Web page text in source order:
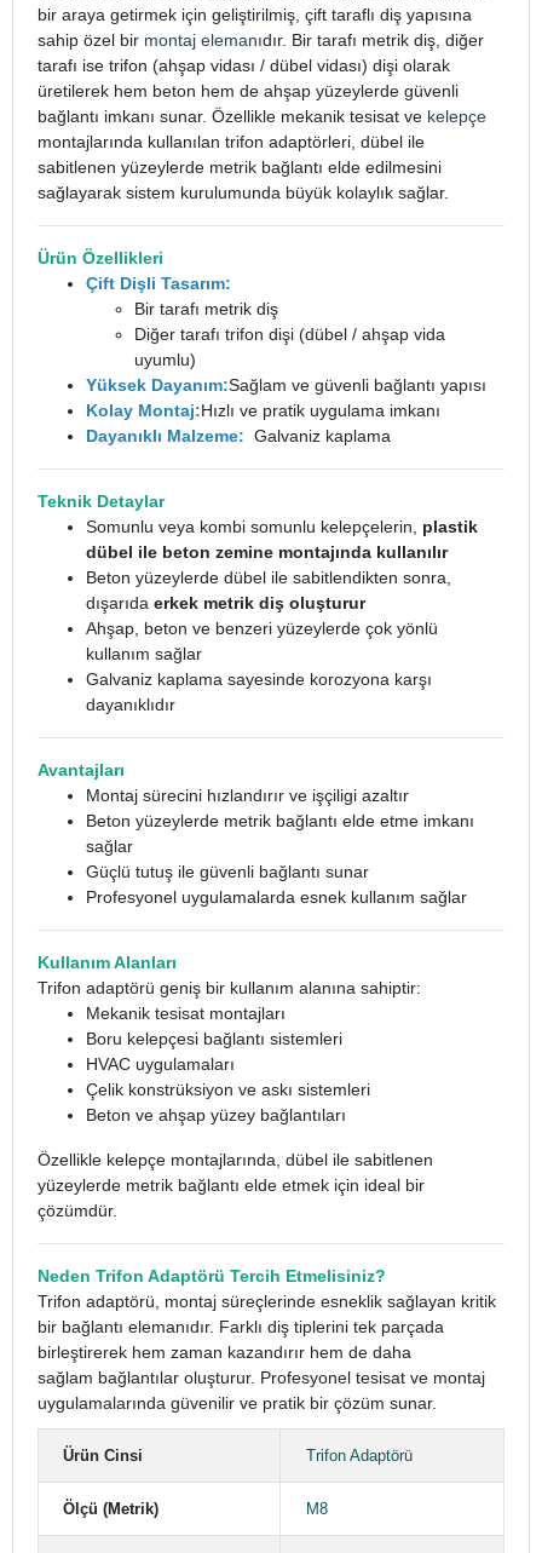
bir araya getirmek için geliştirilmiş, çift taraflı diş yapısına
sahip özel bir montaj elemanıdır. Bir tarafı metrik diş, diğer
tarafı ise trifon (ahşap vidası / dübel vidası) dişi olarak
üretilerek hem beton hem de ahşap yüzeylerde güvenli
bağlantı imkanı sunar. Özellikle mekanik tesisat ve kelepçe
montajlarında kullanılan trifon adaptörleri, dübel ile
sabitlenen yüzeylerde metrik bağlantı elde edilmesini
sağlayarak sistem kurulumunda büyük kolaylık sağlar.
Ürün Özellikleri
Çift Dişli Tasarım:
Bir tarafı metrik diş
Diğer tarafı trifon dişi (dübel / ahşap vida
uyumlu)
Yüksek Dayanım:Sağlam ve güvenli bağlantı yapısı
Kolay Montaj:Hızlı ve pratik uygulama imkanı
Dayanıklı Malzeme: Galvaniz kaplama
Teknik Detaylar
Somunlu veya kombi somunlu kelepçelerin, plastik
dübel ile beton zemine montajında kullanılır
Beton yüzeylerde dübel ile sabitlendikten sonra,
dışarıda erkek metrik diş oluşturur
Ahşap, beton ve benzeri yüzeylerde çok yönlü
kullanım sağlar
Galvaniz kaplama sayesinde korozyona karşı
dayanıklıdır
Avantajları
Montaj sürecini hızlandırır ve işçiligi azaltır
Beton yüzeylerde metrik bağlantı elde etme imkanı
sağlar
Güçlü tutuş ile güvenli bağlantı sunar
Profesyonel uygulamalarda esnek kullanım sağlar
Kullanım Alanları
Trifon adaptörü geniş bir kullanım alanına sahiptir:
Mekanik tesisat montajları
Boru kelepçesi bağlantı sistemleri
HVAC uygulamaları
Çelik konstrüksiyon ve askı sistemleri
Beton ve ahşap yüzey bağlantıları
Özellikle kelepçe montajlarında, dübel ile sabitlenen
yüzeylerde metrik bağlantı elde etmek için ideal bir
çözümdür.
Neden Trifon Adaptörü Tercih Etmelisiniz?
Trifon adaptörü, montaj süreçlerinde esneklik sağlayan kritik
bir bağlantı elemanıdır. Farklı diş tiplerini tek parçada
birleştirerek hem zaman kazandırır hem de daha
sağlam bağlantılar oluşturur. Profesyonel tesisat ve montaj
uygulamalarında güvenilir ve pratik bir çözüm sunar.
Ürün Cinsi Trifon Adaptörü
Ölçü (Metrik) M8